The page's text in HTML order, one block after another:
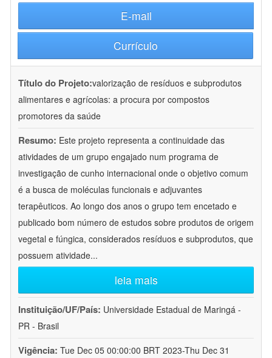
E-mail
Currículo
Título do Projeto:valorização de resíduos e subprodutos
alimentares e agrícolas: a procura por compostos
promotores da saúde
Resumo: Este projeto representa a continuidade das
atividades de um grupo engajado num programa de
investigação de cunho internacional onde o objetivo comum
é a busca de moléculas funcionais e adjuvantes
terapêuticos. Ao longo dos anos o grupo tem encetado e
publicado bom número de estudos sobre produtos de origem
vegetal e fúngica, considerados resíduos e subprodutos, que
possuem atividade...
leia mais
Instituição/UF/País: Universidade Estadual de Maringá -
PR - Brasil
Vigência: Tue Dec 05 00:00:00 BRT 2023-Thu Dec 31